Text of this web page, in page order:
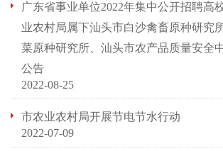
广东省事业单位2022年集中公开招聘高
业农村局属下汕头市白沙禽畜原种研究
菜原种研究所、汕头市农产品质量安全
公告
2022-08-25
市农业农村局开展节电节水行动
2022-07-09